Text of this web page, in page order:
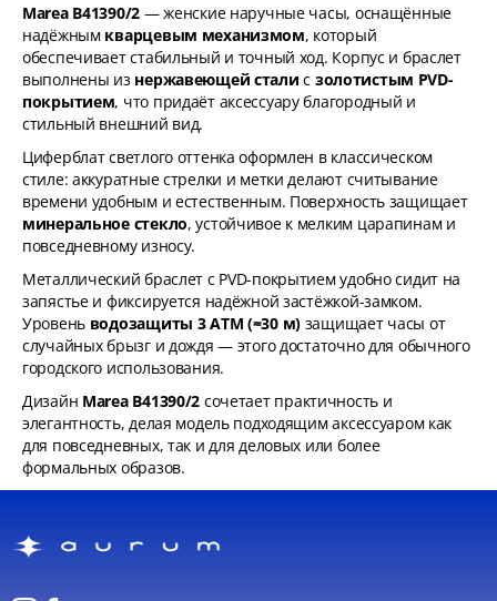
Marea B41390/2 — женские наручные часы, оснащённые
надёжным кварцевым механизмом, который
обеспечивает стабильный и точный ход. Корпус и браслет
выполнены из нержавеющей стали с золотистым PVD-
покрытием, что придаёт аксессуару благородный и
стильный внешний вид.
Циферблат светлого оттенка оформлен в классическом
стиле: аккуратные стрелки и метки делают считывание
времени удобным и естественным. Поверхность защищает
минеральное стекло, устойчивое к мелким царапинам и
повседневному износу.
Металлический браслет с PVD-покрытием удобно сидит на
запястье и фиксируется надёжной застёжкой-замком.
Уровень водозащиты 3 ATM (≈30 м) защищает часы от
случайных брызг и дождя — этого достаточно для обычного
городского использования.
Дизайн Marea B41390/2 сочетает практичность и
элегантность, делая модель подходящим аксессуаром как
для повседневных, так и для деловых или более
формальных образов.